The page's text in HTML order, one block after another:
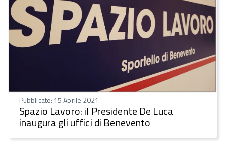
Pubblicato: 15 Aprile 2021
Spazio Lavoro: il Presidente De Luca
inaugura gli uffici di Benevento